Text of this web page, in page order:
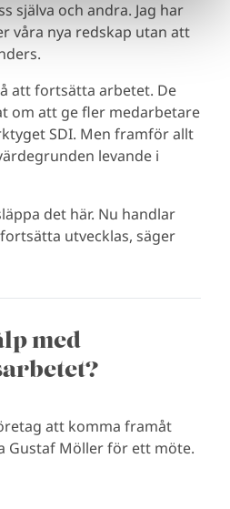
själva och andra. Jag har
våra nya redskap utan att
att fortsätta arbetet. De
om att ge fler medarbetare
SDI. Men framför allt
levande i
det här. Nu handlar
utvecklas, säger
med
att komma framåt
Gustaf Möller för ett möte.